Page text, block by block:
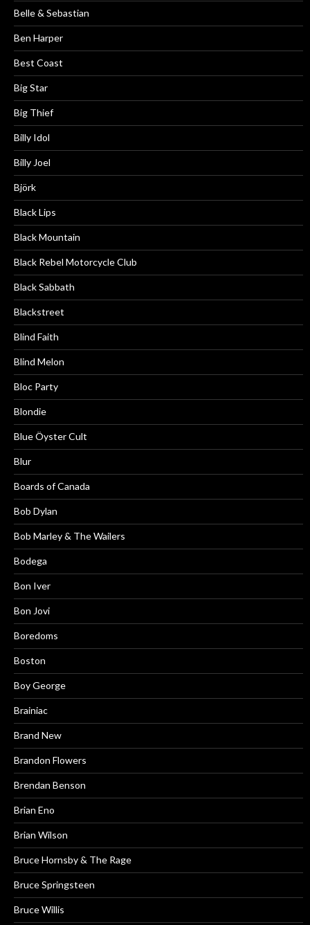
Belle & Sebastian
Ben Harper
Best Coast
Big Star
Big Thief
Billy Idol
Billy Joel
Björk
Black Lips
Black Mountain
Black Rebel Motorcycle Club
Black Sabbath
Blackstreet
Blind Faith
Blind Melon
Bloc Party
Blondie
Blue Öyster Cult
Blur
Boards of Canada
Bob Dylan
Bob Marley & The Wailers
Bodega
Bon Iver
Bon Jovi
Boredoms
Boston
Boy George
Brainiac
Brand New
Brandon Flowers
Brendan Benson
Brian Eno
Brian Wilson
Bruce Hornsby & The Rage
Bruce Springsteen
Bruce Willis